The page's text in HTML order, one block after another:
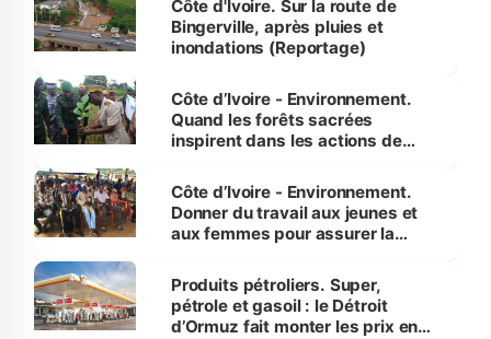
Côte d'Ivoire. Sur la route de
Bingerville, après pluies et
inondations (Reportage)
Côte d’Ivoire - Environnement.
Quand les forêts sacrées
inspirent dans les actions de
Côte d’Ivoire - Environnement.
Donner du travail aux jeunes et
aux femmes pour assurer la
menacées
Produits pétroliers. Super,
pétrole et gasoil : le Détroit
d’Ormuz fait monter les prix en